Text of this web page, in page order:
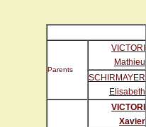
Parents
VICTORI
Mathieu
SCHIRMAYER
Elisabeth
VICTORI
Xavier